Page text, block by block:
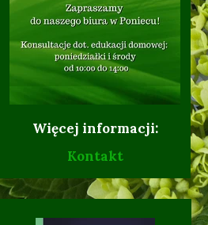
Więcej informacji:
Kontakt